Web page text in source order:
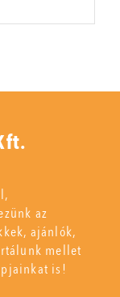
az
ajánlók,
mellet
is!